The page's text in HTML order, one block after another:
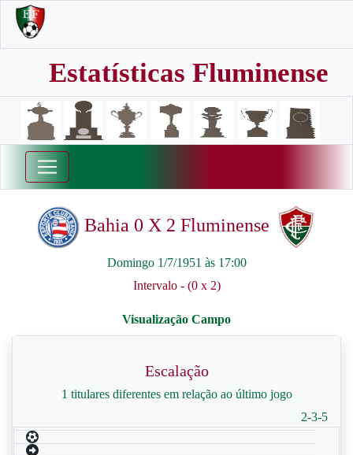
Estatísticas Fluminense
Bahia 0 X 2 Fluminense
Domingo 1/7/1951 às 17:00
Intervalo - (0 x 2)
Escalação
1 titulares diferentes em relação ao último jogo
2-3-5